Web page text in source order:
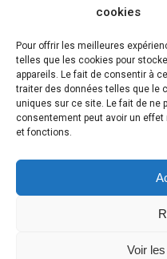
cookies
Pour offrir les meilleures
telles que les cookies pour
appareils. Le fait de consentir à
traiter des données telles que le
uniques sur ce site. Le fait de ne
consentement peut avoir un
et fonctions.
Voir
Penmez, 29150 Chateaulin
Tél :02 98 16 14 15
Réseaux Sociaux
Suivez-nous également
Facebook